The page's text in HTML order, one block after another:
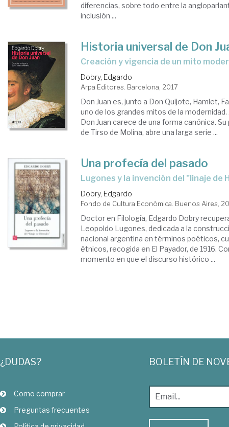
diferencias, sobre todo entre la
inclusión ...
Historia universal de Don
creación y vigencia de un mito
Dobry, Edgardo
Arpa Editores. Barcelona, 2017
Don Juan es, junto a Don Quijote, Hamlet,
uno de los grandes mitos de la
Don Juan carece de una forma canónica.
de Tirso de Molina, abre una larga serie ...
Una profecía del pasado
Lugones y la invención del "linaje de
Dobry, Edgardo
Fondo de Cultura Económica. Buenos Aires,
Doctor en Filología, Edgardo Dobry
Leopoldo Lugones, dedicada a la
nacional argentina en términos poéticos,
étnicos, recogida en El Payador, de 1916.
momento en que el discurso histórico ...
¿DUDAS?
Como comprar
Preguntas frecuentes
BOLETÍN DE